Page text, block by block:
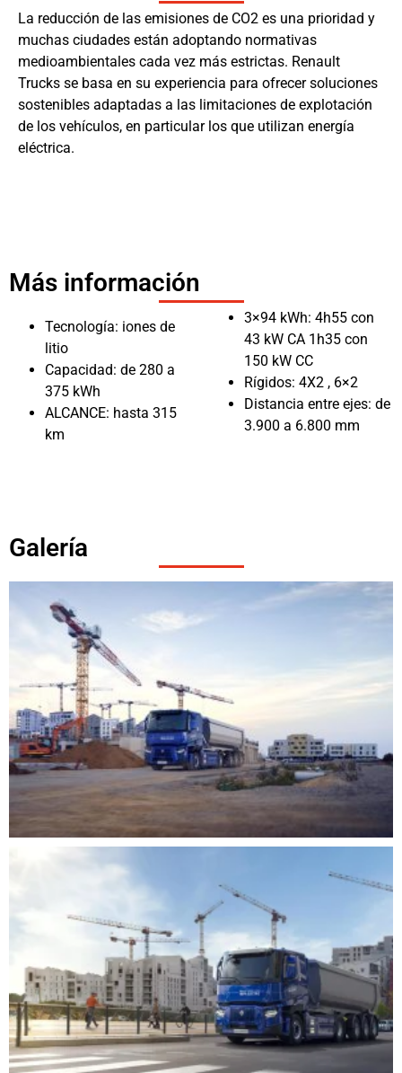
La reducción de las emisiones de CO2 es una prioridad y
muchas ciudades están adoptando normativas
medioambientales cada vez más estrictas. Renault
Trucks se basa en su experiencia para ofrecer soluciones
sostenibles adaptadas a las limitaciones de explotación
de los vehículos, en particular los que utilizan energía
eléctrica.
Más información
Tecnología: iones de
litio
Capacidad: de 280 a
375 kWh
ALCANCE: hasta 315
km
3×94 kWh: 4h55 con
43 kW CA 1h35 con
150 kW CC
Rígidos: 4X2 , 6×2
Distancia entre ejes: de
3.900 a 6.800 mm
Galería